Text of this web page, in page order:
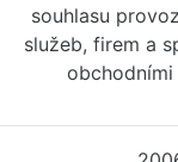
souhlasu
služeb, firem a
obchodními